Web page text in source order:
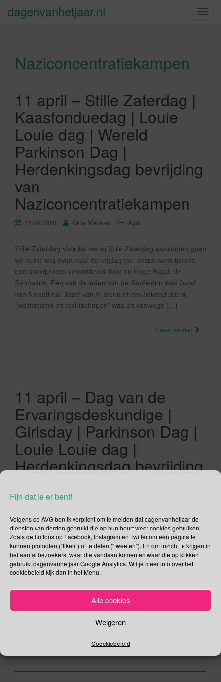
Fijn dat je er bent!
Volgens de AVG ben ik verplicht om te melden dat dagenvanhetjaar de
diensten van derden gebruikt die op hun beurt weer cookies gebruiken.
Zoals de buttons op Facebook, Instagram en Twitter om een pagina te
kunnen promoten (“liken”) of te delen (“tweeten”). En om inzicht te krijgen in
het aantal bezoekers, waar die vandaan komen en waar die op klikken
gebruikt dagenvanhetjaar Google Analytics. Wil je meer info over het
cookiebeleid kijk dan in het Menu.
Alle cookies
Weigeren
Coockiebeleid
S
dagenvanhetjaar.nl
Naziconcentratiekampen
11 april – Stille Zaterdag |
Kaasfonduedag | Louie
Louie dag | Wereld
Parkinson Dag |
Herdenkingsdag bevrijding
van
Naziconcentratiekampen
11/04/2020 Gina Makken April
Stille Zaterdag Voordat we bij Stille Zaterdag aankomen gaan
we eerst nog even naar de vrijdag toe. Jezus werd tijdens
een showproces veroordeeld door de Hoge Raad, de
Sanhedrin. Één van de leden van de Sanhedrin was Jozef
van Arimathea. Jozef van A. stond er om bekend dat hij
“welmenend en rechtschapen” was en vanwege […]
Lees verder
11 april – Dag van de
Ervaringsdeskundige |
Girlsday | Parkinson Dag |
Louie Louie dag |
Herdenkingsdag bevrijding
naziconcentratiekampen
11/04/2019 Gina Makken April
4e editie Dag van de Ervaringsdeskundige De Dag van de
Ervaringsdeskundige is een dag waarop
ervaringsdeskundigen kunnen netwerken, ervaringen kunnen
van de Ervaringsdeskundige 2019 is “Samen Verder”. Er zijn
in totaal 3 workshoprondes, 1 voor de lunch en de
resterende 2 dan logischerwijs na de lunch. […]